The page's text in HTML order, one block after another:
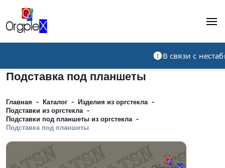
В связи с
Подставка под планшеты
Главная - Каталог - Изделия из оргстекла -
Подставки из оргстекла -
Подставки под планшеты из оргстекла -
Подставка под планшеты